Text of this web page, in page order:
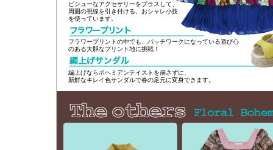
ビシューなアクセサリーをプラスして、
周囲の視線を引き付ける、おシャレ小技
を使っています。
フラワープリントの中でも、パッチワークになっている遊び心
のある大胆なプリント地に挑戦！
編上げならボヘミアンテイストを崩さずに、
新鮮なキレイ色サンダルで春の足元に変身できます。